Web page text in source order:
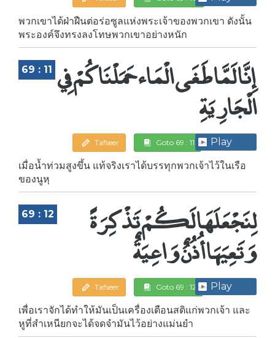
พวกเขาได้ฝ่าฝืนต่อร่อซูลแห่งพระเจ้าของพวกเขา ดังนั้น
พระองค์จึงทรงลงโทษพวกเขาอย่างหนัก
69 : 11 إِنَّا لَمَّا طَغَى الْمَاء حَمَلْنَاكُمْ فِي
الْجَارِيَةِ
Tafseer Goto 69 : 11 Play
เมื่อน้ำท่วมสูงขึ้น แท้จริงเราได้บรรทุกพวกเจ้าไว้ในเรือ
ของนูหฺ
69 : 12 لِنَجْعَلَهَا لَكُمْ تَذْكِرَةً
وَتَعِيَهَا أُذُنٌ وَاعِيَةٌ
Tafseer Goto 69 : 12 Play
เพื่อเราจักได้ทำให้มันเป็นเครื่องเตือนสติแก่พวกเจ้า และ
หูที่สำเหนียกจะได้จดจำมันไว้อย่างแม่นยำ